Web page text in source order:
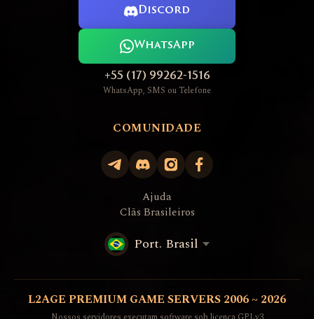
Discord
WhatsApp
+55 (17) 99262-1516
WhatsApp, SMS ou Telefone
COMUNIDADE
Ajuda
Clãs Brasileiros
Port. Brasil
L2AGE PREMIUM GAME SERVERS 2006 ~ 2026